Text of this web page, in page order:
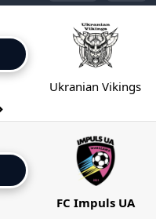
Ukranian Vikings
FC Impuls UA